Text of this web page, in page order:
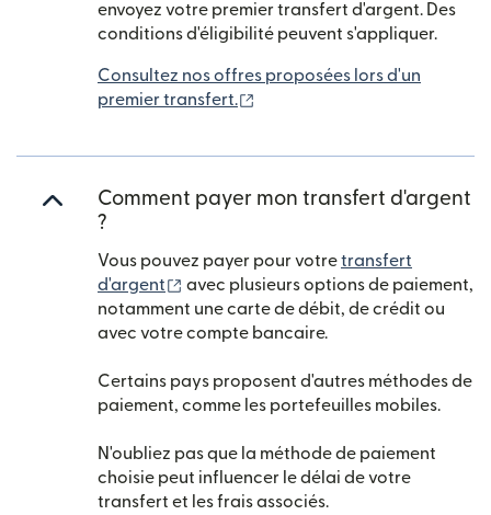
envoyez votre premier transfert d'argent. Des
conditions d'éligibilité peuvent s'appliquer.
Consultez nos offres proposées lors d'un
premier transfert.
Comment payer mon transfert d'argent
?
Vous pouvez payer pour votretransfert
d'argent
(s'ouvre dans une nouvelle fenêtre)
avec plusieurs options de paiement,
notamment une carte de débit, de crédit ou
avec votre compte bancaire.
Certains pays proposent d'autres méthodes de
paiement, comme les portefeuilles mobiles.
N'oubliez pas que la méthode de paiement
choisie peut influencer le délai de votre
transfert et les frais associés.